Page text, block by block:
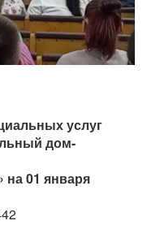
услуг
дом-
01 января